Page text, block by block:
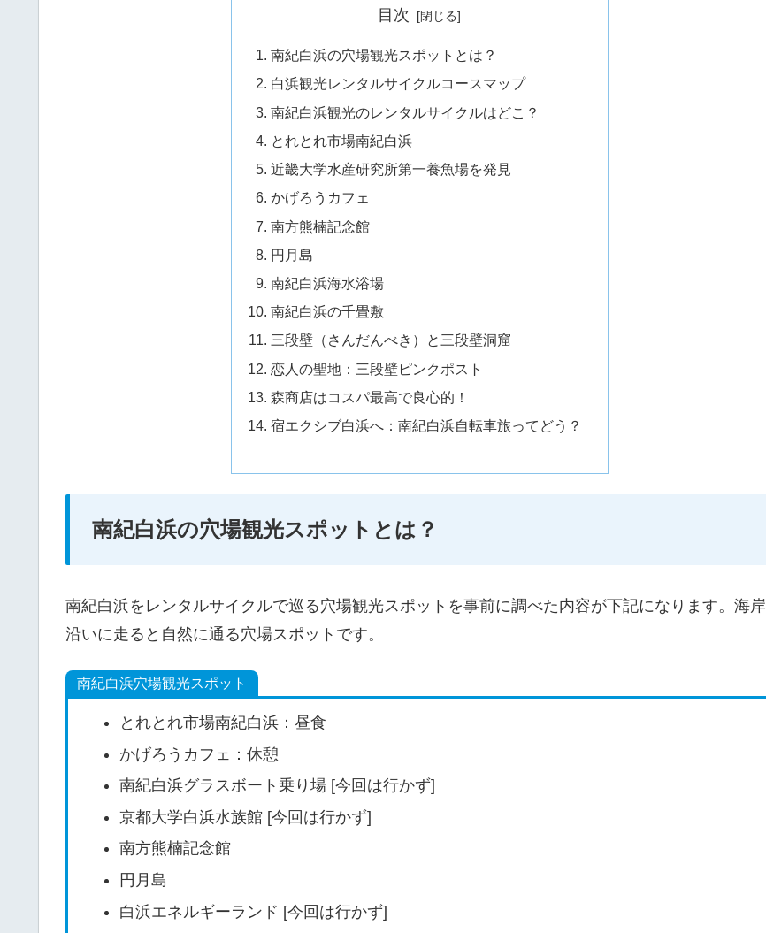
目次
南紀白浜の穴場観光スポットとは？
白浜観光レンタルサイクルコースマップ
南紀白浜観光のレンタルサイクルはどこ？
とれとれ市場南紀白浜
近畿大学水産研究所第一養魚場を発見
かげろうカフェ
南方熊楠記念館
円月島
南紀白浜海水浴場
南紀白浜の千畳敷
三段壁（さんだんべき）と三段壁洞窟
恋人の聖地：三段壁ピンクポスト
森商店はコスパ最高で良心的！
宿エクシブ白浜へ：南紀白浜自転車旅ってどう？
南紀白浜の穴場観光スポットとは？
南紀白浜をレンタルサイクルで巡る穴場観光スポットを事前に調べた内容が下記になります。海岸
沿いに走ると自然に通る穴場スポットです。
南紀白浜穴場観光スポット
とれとれ市場南紀白浜：昼食
かげろうカフェ：休憩
南紀白浜グラスボート乗り場 [今回は行かず]
京都大学白浜水族館 [今回は行かず]
南方熊楠記念館
円月島
白浜エネルギーランド [今回は行かず]